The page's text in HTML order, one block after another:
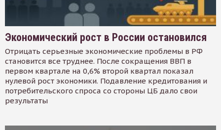
Экономический рост в России остановился
Отрицать серьезные экономические проблемы в РФ
становится все труднее. После сокращения ВВП в
первом квартале на 0,6% второй квартал показал
нулевой рост экономики. Подавление кредитования и
потребительского спроса со стороны ЦБ дало свои
результаты